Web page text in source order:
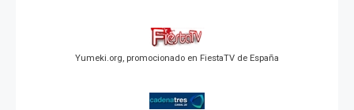
Yumeki.org, promocionado en FiestaTV de España